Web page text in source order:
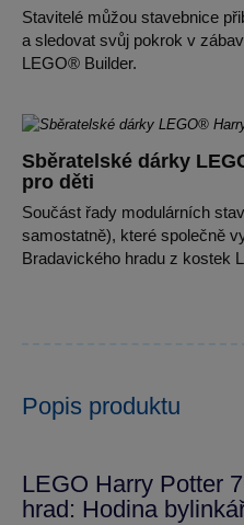
Stavitelé můžou stavebnice
a sledovat svůj pokrok v
LEGO® Builder.
Sběratelské dárky
pro děti
Součást řady modulárních
samostatně), které společně
Bradavického hradu z kostek
Popis produktu
LEGO Harry Potter
hrad: Hodina